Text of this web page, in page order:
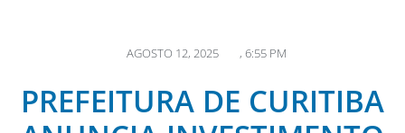
AGOSTO 12, 2025 , 6:55 PM
PREFEITURA DE CURITIBA